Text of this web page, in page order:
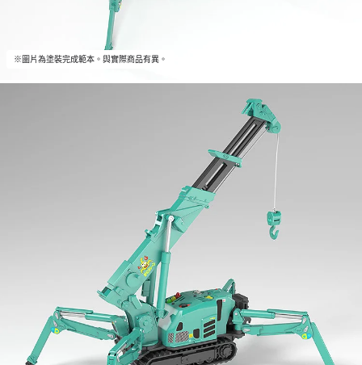
※圖片為塗裝完成範本。與實際商品有異。